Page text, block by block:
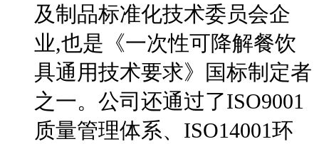
及制品标准化技术委员会企
业,也是《一次性可降解餐饮
具通用技术要求》国标制定者
之一。公司还通过了ISO9001
质量管理体系、ISO14001环